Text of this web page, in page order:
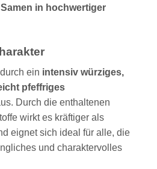
in hochwertiger
ein intensiv würziges,
pfeffriges
Durch die enthaltenen
wirkt es kräftiger als
eignet sich ideal für alle, die
und charaktervolles